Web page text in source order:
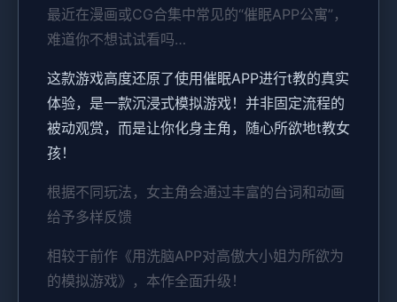
最近在漫画或CG合集中常见的“催眠APP公寓”，
难道你不想试试看吗…
这款游戏高度还原了使用催眠APP进行t教的真实
体验，是一款沉浸式模拟游戏！并非固定流程的
被动观赏，而是让你化身主角，随心所欲地t教女
孩！
根据不同玩法，女主角会通过丰富的台词和动画
给予多样反馈
相较于前作《用洗脑APP对高傲大小姐为所欲为
的模拟游戏》，本作全面升级！